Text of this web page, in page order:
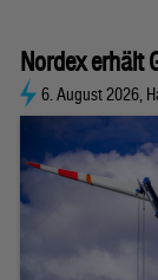
Nordex erhält
6. August 2026,